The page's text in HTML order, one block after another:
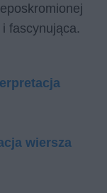
fascynująca.
wiersza